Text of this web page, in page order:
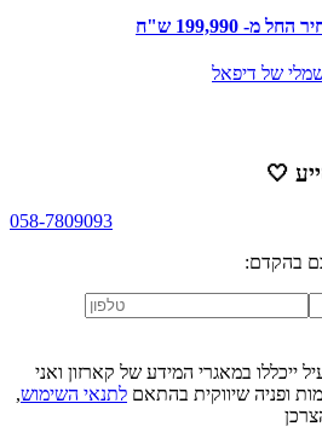
של דיפאל
🤍
058-7809093
בהקדם:
ייכללו במאגרי המידע של קארזון ואני
ופניה שיווקית בהתאם לתנאי השימוש,